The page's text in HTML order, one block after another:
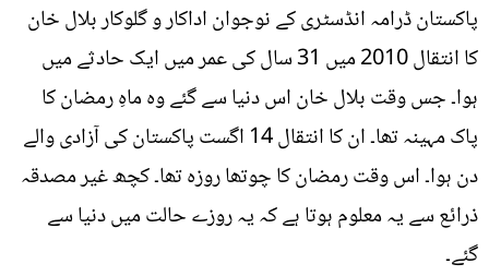
پاکستان ڈرامہ انڈسٹری کے نوجوان اداکار و گلوکار بلال خان
کا انتقال 2010 میں 31 سال کی عمر میں ایک حادثے میں
ہوا۔ جس وقت بلال خان اس دنیا سے گئے وہ ماہِ رمضان کا
پاک مہینہ تھا۔ ان کا انتقال 14 اگست پاکستان کی آزادی والے
دن ہوا۔ اس وقت رمضان کا چوتھا روزہ تھا۔ کچھ غیر مصدقہ
ذرائع سے یہ معلوم ہوتا ہے کہ یہ روزے حالت میں دنیا سے
گئے۔